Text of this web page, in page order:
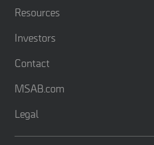
Resources
Investors
Contact
MSAB.com
Legal